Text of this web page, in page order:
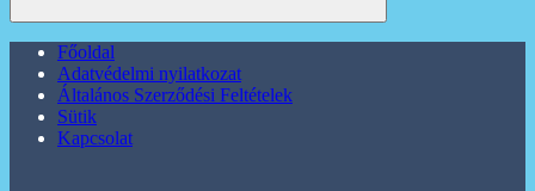
Főoldal
Adatvédelmi nyilatkozat
Általános Szerződési Feltételek
Sütik
Kapcsolat